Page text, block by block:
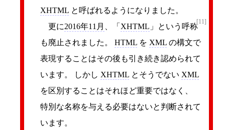
XHTML と呼ばれるようになりました。
[11]
更に2016年11月 、「 XHTML 」という呼称
も廃止されました。 HTML を XML の構文で
表現することはその後も引き続き認められて
います。 しかし XHTML とそうでない XML
を区別することはそれほど重要ではなく、
特別な名称を与える必要はないと判断されて
います。